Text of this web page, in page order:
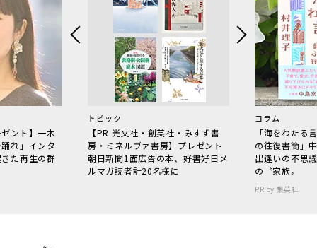
ント】一木
れ」インタ
た再生の群
トピック
【PR 光文社・創英社・みすず書
房・ミネルヴァ書房】プレゼント
朝日新聞1面広告の本、好書好日メ
ルマガ読者計20名様に
コラム
「海をわた
の往復書簡」
出逢いの不思
の〝家族〟
PR by 集英社